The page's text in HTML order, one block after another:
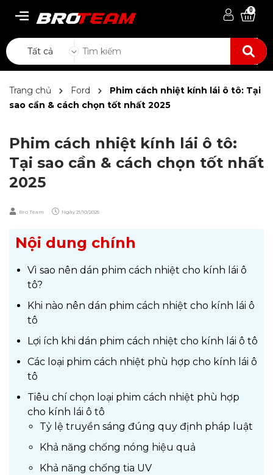
0
Tất cả
Trang chủ Ford
Phim cách nhiệt kính lái ô tô: Tại
sao cần & cách chọn tốt nhất 2025
Phim cách nhiệt kính lái ô tô:
Tại sao cần & cách chọn tốt nhất
2025
Bro Team Ngày 21/10/2025
Nội dung chính
Vì sao nên dán phim cách nhiệt cho kính lái ô
tô?
Khi nào nên dán phim cách nhiệt cho kính lái ô
tô
Lợi ích khi dán phim cách nhiệt cho kính lái ô tô
Các loại phim cách nhiệt phù hợp cho kính lái ô
tô
Tiêu chí chọn loại phim cách nhiệt phù hợp
cho kính lái ô tô
Tỷ lệ truyền sáng đúng quy định pháp luật
Khả năng chống nóng hiệu quả
Khả năng chống tia UV